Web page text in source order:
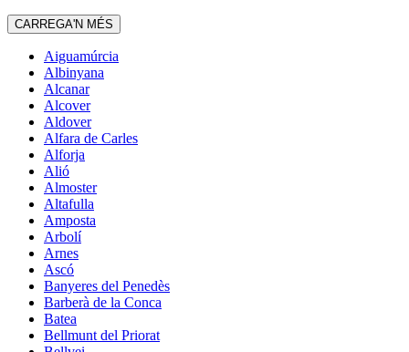
CARREGA'N MÉS
Aiguamúrcia
Albinyana
Alcanar
Alcover
Aldover
Alfara de Carles
Alforja
Alió
Almoster
Altafulla
Amposta
Arbolí
Arnes
Ascó
Banyeres del Penedès
Barberà de la Conca
Batea
Bellmunt del Priorat